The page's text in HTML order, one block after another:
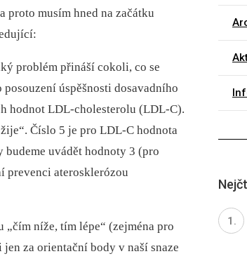
proto musím hned na začátku
problém přináší cokoli, co se
úspěšnosti dosavadního
hodnot LDL-cholesterolu (LDL-C).
Číslo 5 je pro LDL-C hodnota
uvádět hodnoty 3 (pro
prevenci aterosklerózou
„čím níže, tím lépe“ (zejména pro
za orientační body v naší snaze